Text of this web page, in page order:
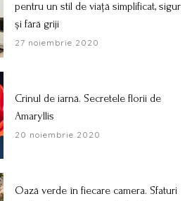
pentru un stil de viață simplificat, sigur
și fără griji
27 noiembrie 2020
Crinul de iarnă. Secretele florii de
Amaryllis
20 noiembrie 2020
Oază verde în fiecare camera. Sfaturi